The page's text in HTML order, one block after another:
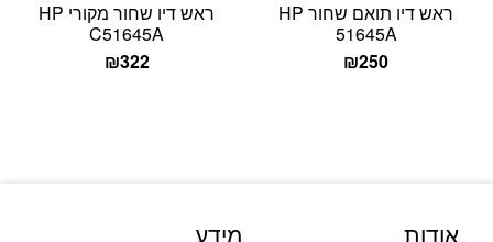
ראש דיו תואם שחור HP
51645A
₪250
ראש דיו שחור מקורי HP
C51645A
₪322
אודות מידע